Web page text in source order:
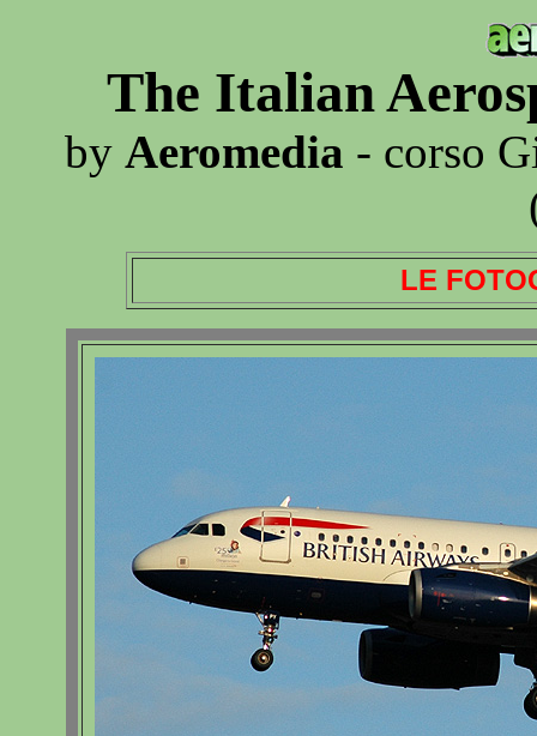
The Italian
by Aeromedia - corso
LE